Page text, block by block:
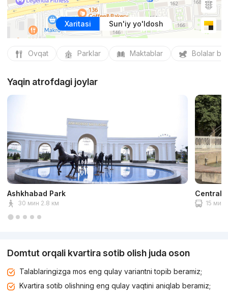
Xaritasi Sun'iy yo'ldosh
Ovqat Parklar Maktablar Bolalar
Yaqin atrofdagi joylar
Ashkhabad Park
30 мин 2.8 км
Central
15 мин
Domtut orqali kvartira sotib olish juda oson
Talablaringizga mos eng qulay variantni topib beramiz;
Kvartira sotib olishning eng qulay vaqtini aniqlab beramiz;